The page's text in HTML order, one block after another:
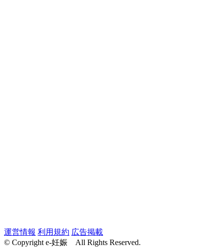
運営情報 利用規約 広告掲載
© Copyright e-妊娠 All Rights Reserved.